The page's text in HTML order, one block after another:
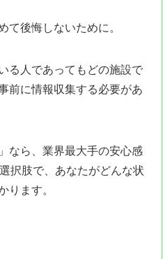
て後悔しないために。
る人であってもどの施設で
前に情報収集する必要があ
なら、業界最大手の安心感
択肢で、あなたがどんな状
ります。